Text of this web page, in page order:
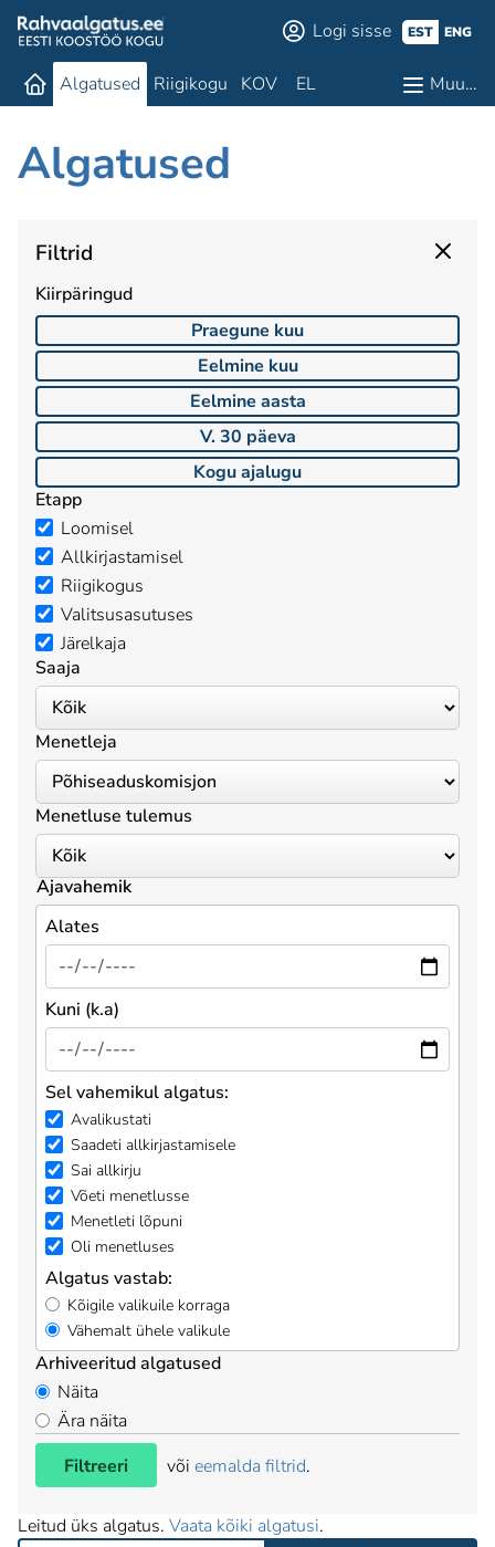
Logi sisse EST ENG
Algatused Riigikogu KOV EL Muu…
Algatused
Filtrid
Kiirpäringud
Praegune kuu
Eelmine kuu
Eelmine aasta
V. 30 päeva
Kogu ajalugu
Etapp
Loomisel
Allkirjastamisel
Riigikogus
Valitsusasutuses
Järelkaja
Saaja
Menetleja
Menetluse tulemus
Ajavahemik
Alates
Kuni (k.a)
Sel vahemikul algatus:
Avalikustati
Saadeti allkirjastamisele
Sai allkirju
Võeti menetlusse
Menetleti lõpuni
Oli menetluses
Algatus vastab:
Kõigile valikuile korraga
Vähemalt ühele valikule
Arhiveeritud algatused
Näita
Ära näita
Filtreeri
või eemalda filtrid.
Leitud üks algatus. Vaata kõiki algatusi.